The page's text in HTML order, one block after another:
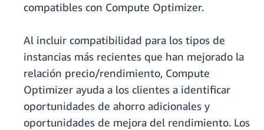
compatibles con Compute Optimizer.
Al incluir compatibilidad para los tipos de
instancias más recientes que han mejorado la
relación precio/rendimiento, Compute
Optimizer ayuda a los clientes a identificar
oportunidades de ahorro adicionales y
oportunidades de mejora del rendimiento. Los